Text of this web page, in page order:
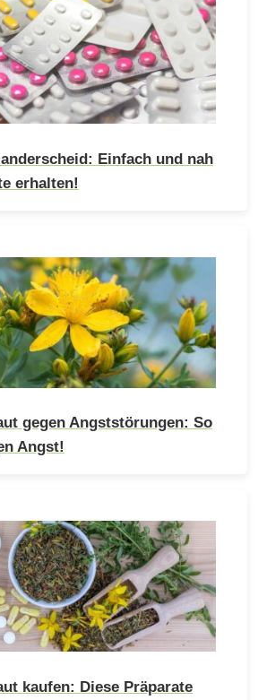
Einfach und nah
erhalten!
gegen Angststörungen: So
Angst!
kaufen: Diese Präparate